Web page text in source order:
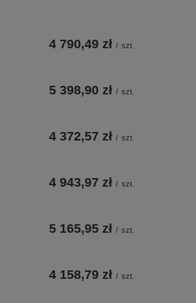
4 790,49 zł / szt.
5 398,90 zł / szt.
4 372,57 zł / szt.
4 943,97 zł / szt.
5 165,95 zł / szt.
4 158,79 zł / szt.